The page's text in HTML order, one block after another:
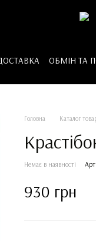
ОБМІН ТА
Головна Каталог
Немає в наявності
930 грн